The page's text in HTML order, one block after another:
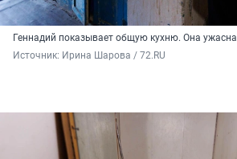
Геннадий показывает общую кухню. Она ужасна
Источник: Ирина Шарова / 72.RU